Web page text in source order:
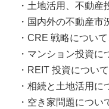
・土地活用、不動産
・国内外の不動産市
・CRE 戦略につい
・マンション投資に
・REIT 投資について
・相続と土地活用に
・空き家問題につい